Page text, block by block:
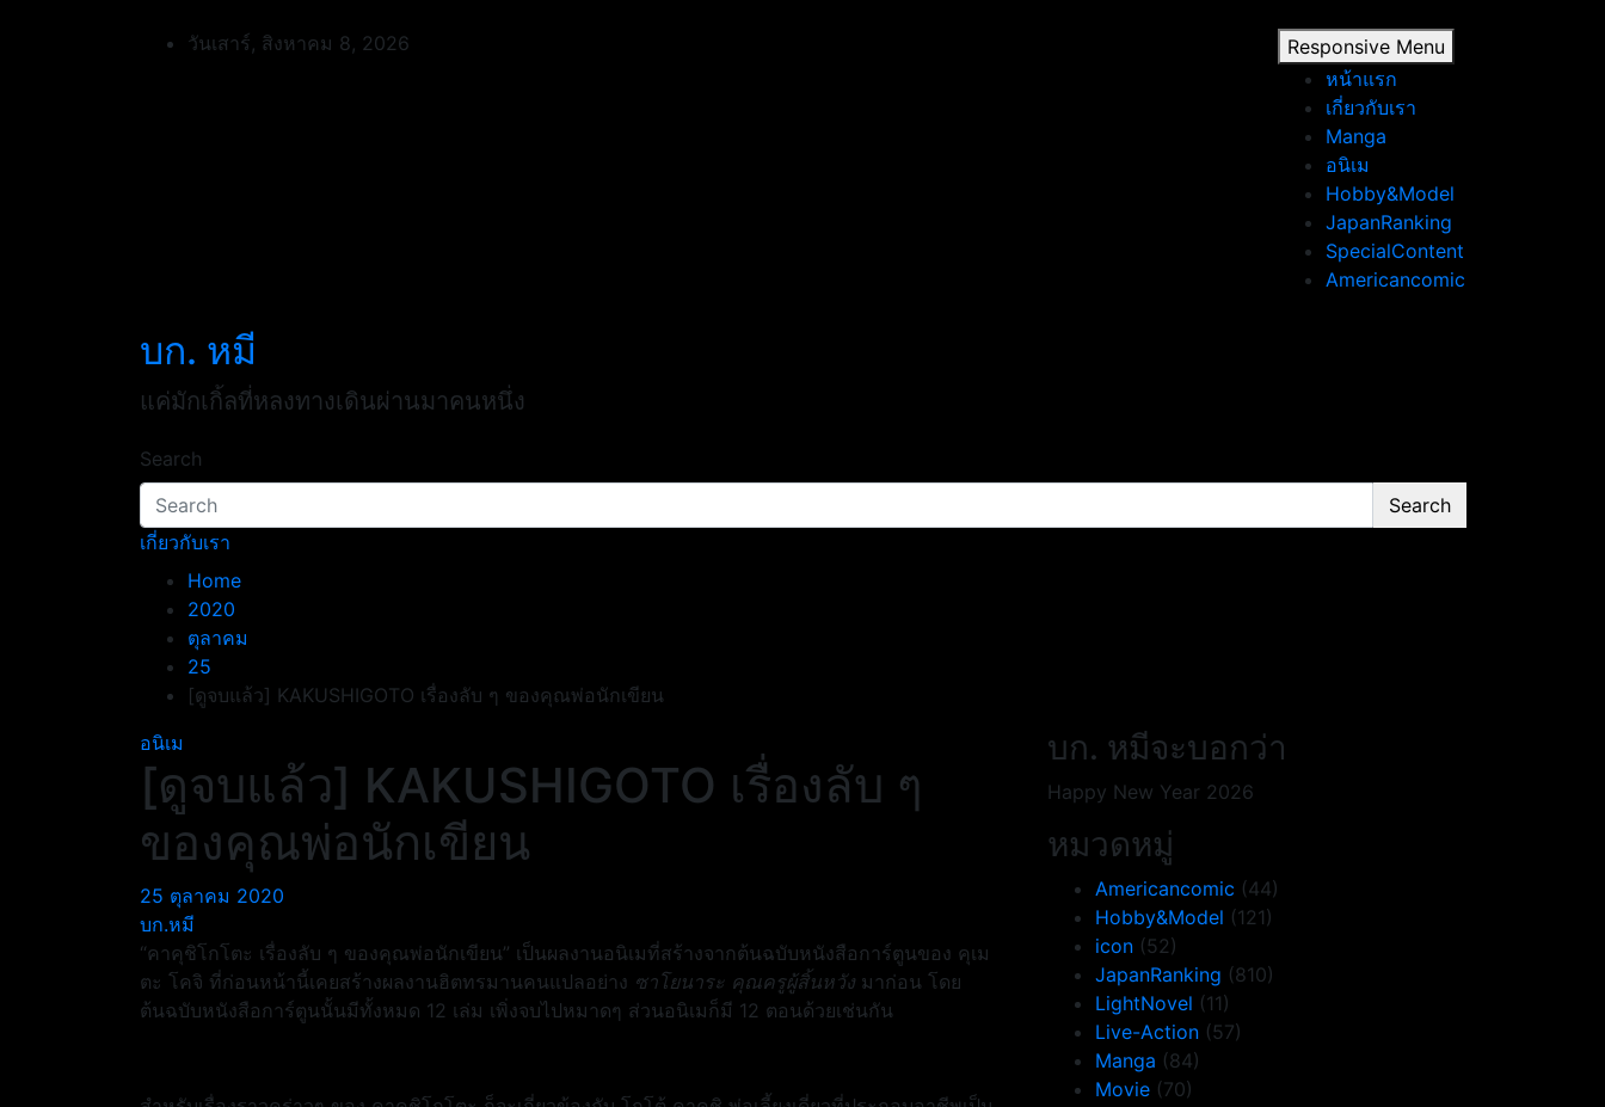
วันเสาร์, สิงหาคม 8, 2026
Responsive Menu
หน้าแรก
เกี่ยวกับเรา
Manga
อนิเม
Hobby&Model
JapanRanking
SpecialContent
Americancomic
บก. หมี
แค่มักเกิ้ลที่หลงทางเดินผ่านมาคนหนึ่ง
Search
Search
เกี่ยวกับเรา
Home
2020
ตุลาคม
25
[ดูจบแล้ว] KAKUSHIGOTO เรื่องลับ ๆ ของคุณพ่อนักเขียน
อนิเม
[ดูจบแล้ว] KAKUSHIGOTO เรื่องลับ ๆ
ของคุณพ่อนักเขียน
25 ตุลาคม 2020
บก.หมี
“คาคุชิโกโตะ เรื่องลับ ๆ ของคุณพ่อนักเขียน” เป็นผลงานอนิเมที่สร้างจากต้นฉบับหนังสือการ์ตูนของ คุเม
ตะ โคจิ ที่ก่อนหน้านี้เคยสร้างผลงานฮิตทรมานคนแปลอย่าง ซาโยนาระ คุณครูผู้สิ้นหวัง มาก่อน โดย
ต้นฉบับหนังสือการ์ตูนนั้นมีทั้งหมด 12 เล่ม เพิ่งจบไปหมาดๆ ส่วนอนิเมก็มี 12 ตอนด้วยเช่นกัน
บก. หมีจะบอกว่า
Happy New Year 2026
หมวดหมู่
Americancomic (44)
Hobby&Model (121)
icon (52)
JapanRanking (810)
LightNovel (11)
Live-Action (57)
Manga (84)
Movie (70)